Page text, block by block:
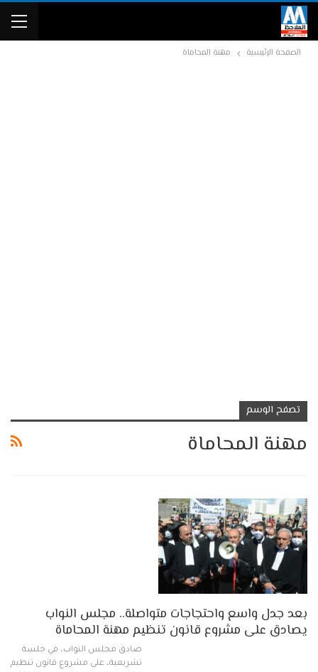
الصفحة الرئيسية مهنة المحاماة
تصفح الوسم
مهنة المحاماة
بعد جدل واسع واحتجاجات متواصلة.. مجلس النواب
يصادق على مشروع قانون تنظيم مهنة المحاماة
صادق مجلس النواب، في جلسة
تشريعية، على مشروع قانون تنظيم